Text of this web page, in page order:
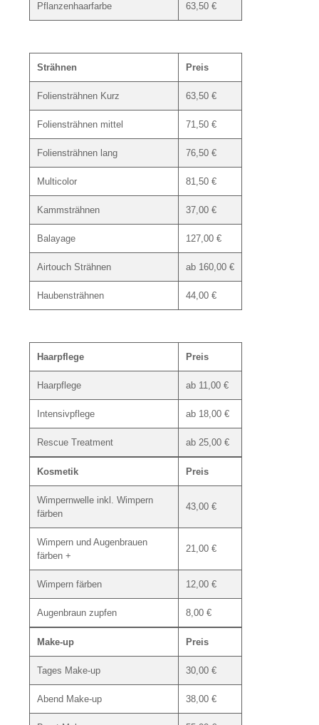
Pflanzenhaarfarbe 63,50 €
Strähnen Preis
Foliensträhnen Kurz 63,50 €
Foliensträhnen mittel 71,50 €
Foliensträhnen lang 76,50 €
Multicolor 81,50 €
Kammsträhnen 37,00 €
Balayage 127,00 €
Airtouch Strähnen ab 160,00 €
Haubensträhnen 44,00 €
Haarpflege Preis
Haarpflege ab 11,00 €
Intensivpflege ab 18,00 €
Rescue Treatment ab 25,00 €
Kosmetik Preis
Wimpernwelle inkl. Wimpern
färben
43,00 €
Wimpern und Augenbrauen
färben +
21,00 €
Wimpern färben 12,00 €
Augenbraun zupfen 8,00 €
Make-up Preis
Tages Make-up 30,00 €
Abend Make-up 38,00 €